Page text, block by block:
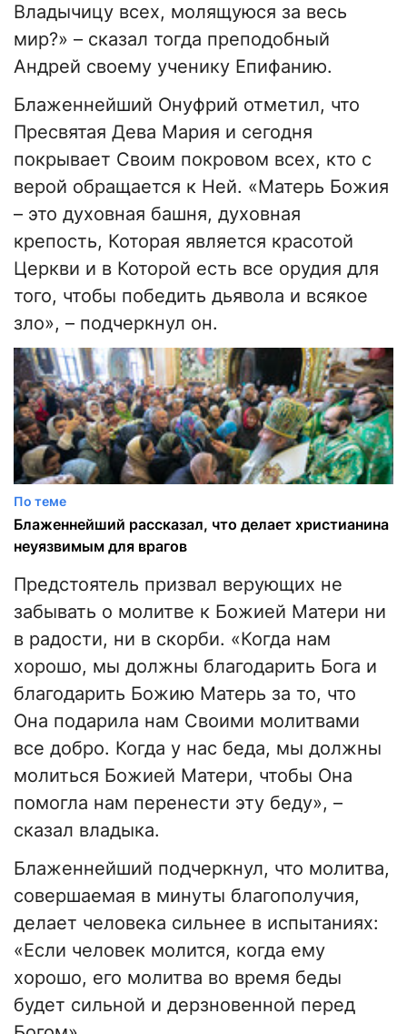
Владычицу всех, молящуюся за весь
мир?» – сказал тогда преподобный
Андрей своему ученику Епифанию.
Блаженнейший Онуфрий отметил, что
Пресвятая Дева Мария и сегодня
покрывает Своим покровом всех, кто с
верой обращается к Ней. «Матерь Божия
– это духовная башня, духовная
крепость, Которая является красотой
Церкви и в Которой есть все орудия для
того, чтобы победить дьявола и всякое
зло», – подчеркнул он.
По теме
Блаженнейший рассказал, что делает христианина
неуязвимым для врагов
Предстоятель призвал верующих не
забывать о молитве к Божией Матери ни
в радости, ни в скорби. «Когда нам
хорошо, мы должны благодарить Бога и
благодарить Божию Матерь за то, что
Она подарила нам Своими молитвами
все добро. Когда у нас беда, мы должны
молиться Божией Матери, чтобы Она
помогла нам перенести эту беду», –
сказал владыка.
Блаженнейший подчеркнул, что молитва,
совершаемая в минуты благополучия,
делает человека сильнее в испытаниях:
«Если человек молится, когда ему
хорошо, его молитва во время беды
будет сильной и дерзновенной перед